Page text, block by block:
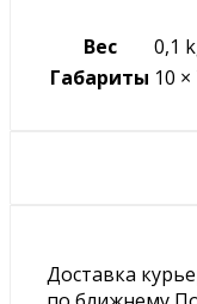
Вес
0,1
Габариты 10 ×
Доставка